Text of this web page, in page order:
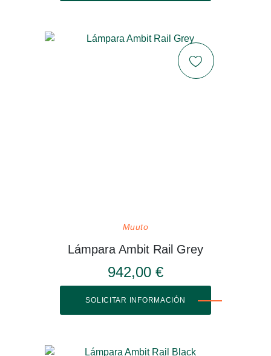
Muuto
Lámpara Ambit Rail Grey
942,00 €
SOLICITAR INFORMACIÓN